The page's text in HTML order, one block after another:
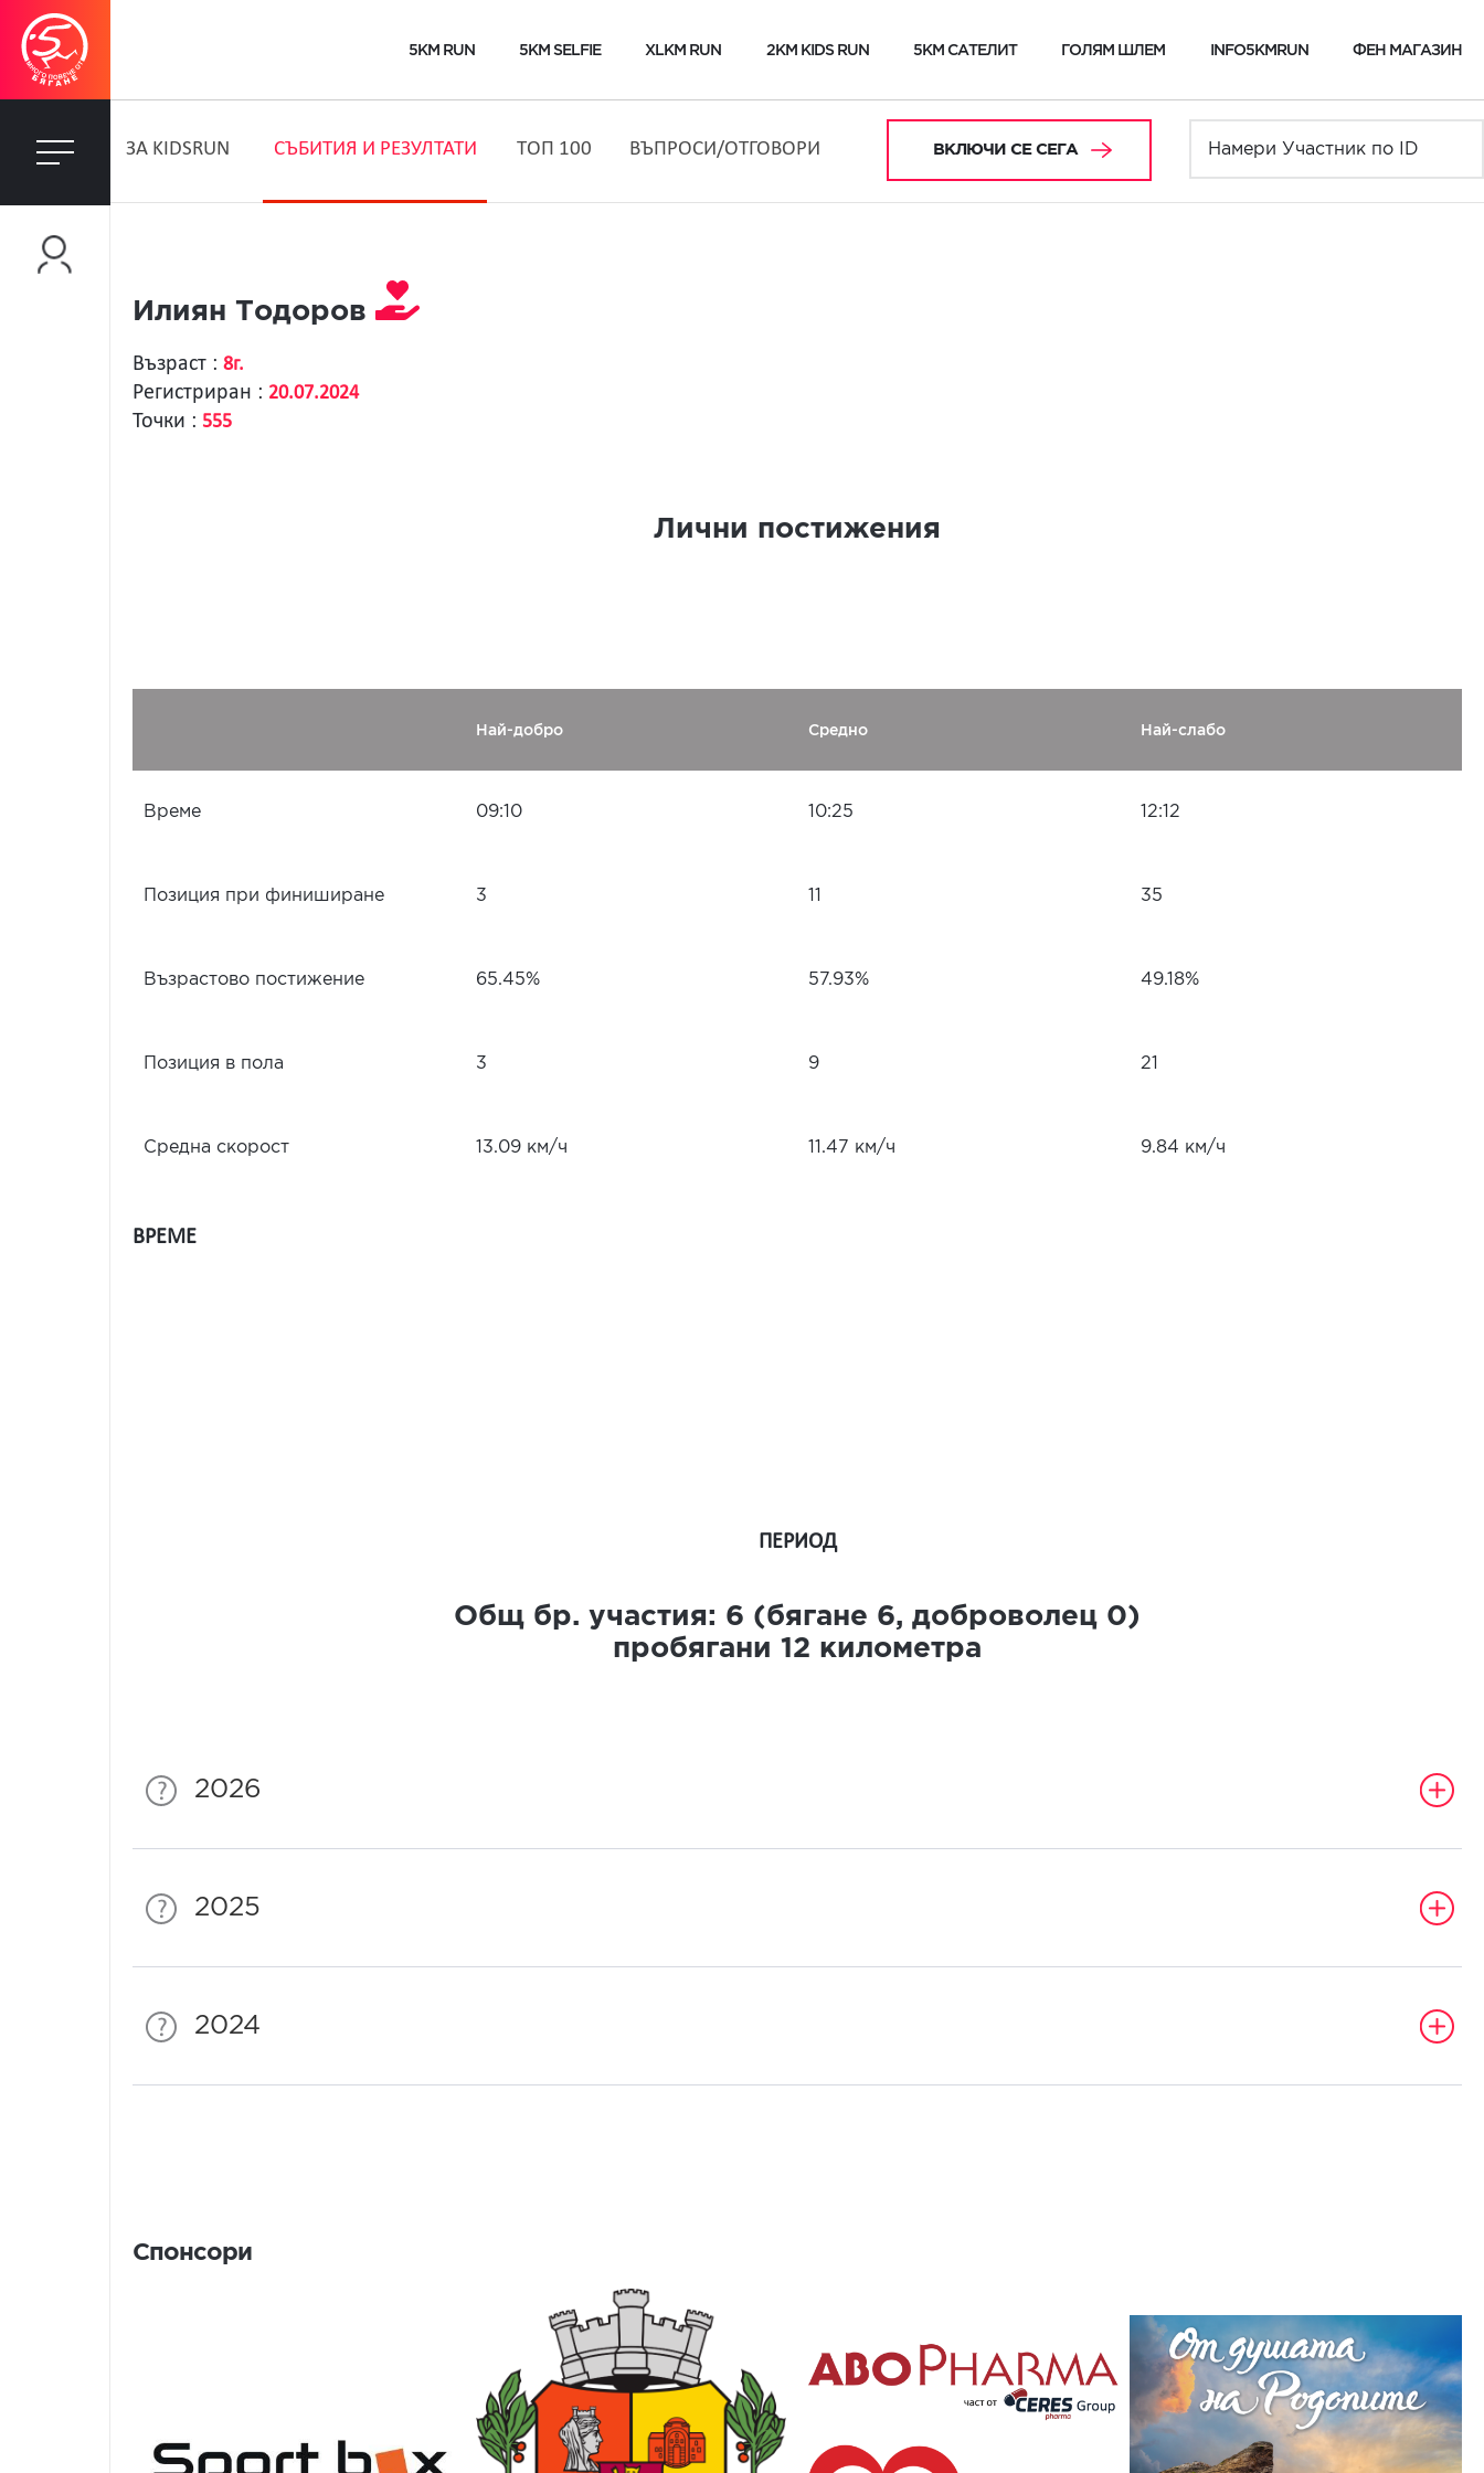
5KM RUN 5KM SELFIE XLKM RUN 2KM KIDS RUN 5KM САТЕЛИТ ГОЛЯМ ШЛЕМ INFO5KMRUN ФЕН МАГАЗИН
ЗA KIDSRUN СЪБИТИЯ И РЕЗУЛТАТИ ТОП 100 ВЪПРОСИ/ОТГОВОРИ ВКЛЮЧИ СЕ СЕГА
Илиян Тодоров
Възраст : 8г.
Регистриран : 20.07.2024
Точки : 555
Лични постижения
Най-добро Средно Най-слабо
Време 09:10 10:25 12:12
Позиция при финиширане 3 11 35
Възрастово постижение 65.45% 57.93% 49.18%
Позиция в пола 3 9 21
Средна скорост 13.09 км/ч 11.47 км/ч 9.84 км/ч
ВРЕМЕ
ПЕРИОД
Общ бр. участия: 6 (бягане 6, доброволец 0)
пробягани 12 километра
2026
2025
2024
Спонсори